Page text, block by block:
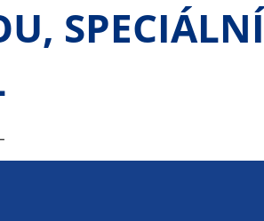
SPECIÁLNÍ